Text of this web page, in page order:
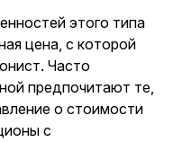
этого типа
цена, с которой
Часто
предпочитают те,
о стоимости
с